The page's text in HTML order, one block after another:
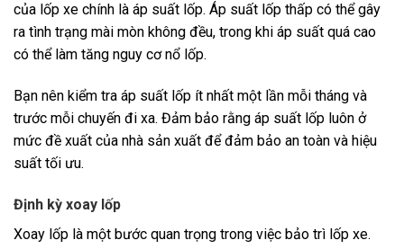
của lốp xe chính là áp suất lốp. Áp suất lốp thấp có thể gây
ra tình trạng mài mòn không đều, trong khi áp suất quá cao
có thể làm tăng nguy cơ nổ lốp.
Bạn nên kiểm tra áp suất lốp ít nhất một lần mỗi tháng và
trước mỗi chuyến đi xa. Đảm bảo rằng áp suất lốp luôn ở
mức đề xuất của nhà sản xuất để đảm bảo an toàn và hiệu
suất tối ưu.
Định kỳ xoay lốp
Xoay lốp là một bước quan trọng trong việc bảo trì lốp xe.